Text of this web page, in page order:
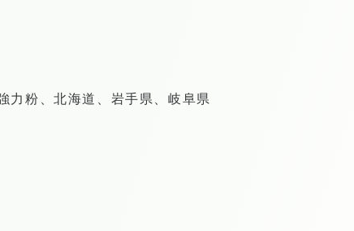
力粉、北海道、岩手県、岐阜県